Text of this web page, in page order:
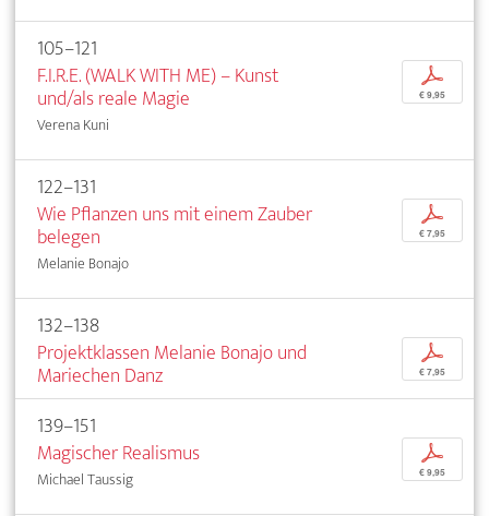
105–121
F.I.R.E. (WALK WITH ME) – Kunst
und/als reale Magie
Verena Kuni
p
€ 9,95
122–131
Wie Pflanzen uns mit einem Zauber
belegen
Melanie Bonajo
p
€ 7,95
132–138
Projektklassen Melanie Bonajo und
Mariechen Danz
p
€ 7,95
139–151
Magischer Realismus
Michael Taussig
p
€ 9,95